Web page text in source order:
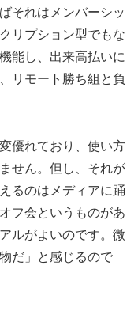
それはメンバーシッ
リプション型でもな
能し、出来高払いに
リモート勝ち組と負
優れており、使い方
せん。但し、それが
るのはメディアに踊
フ会というものがあ
ルがよいのです。微
だ」と感じるので